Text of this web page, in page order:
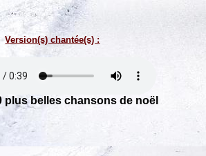
Version(s) chantée(s) :
plus belles chansons de noël